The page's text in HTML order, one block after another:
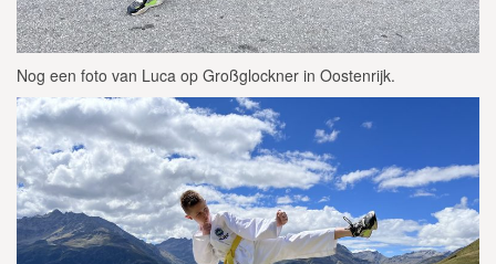
Nog een foto van Luca op Großglockner in Oostenrijk.